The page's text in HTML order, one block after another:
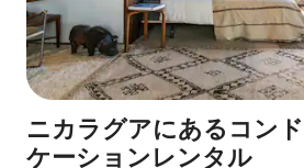
ニカラグアにあるコン
ケーションレンタル